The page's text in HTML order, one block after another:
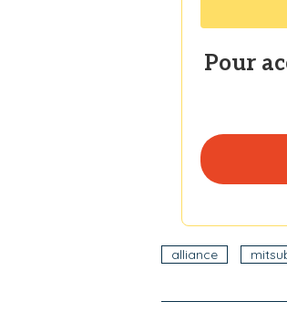
Pour
alliance